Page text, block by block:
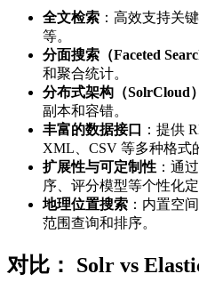
全文检索 ：高效支持关
等。
分面搜索（Faceted
和聚合统计。
分布式架构（SolrCloud）
副本和容错。
丰富的数据接口
：提供
XML、CSV 等多种格式
扩展性与可定制性 ：通
序、评分模型等个性化定
地理位置搜索 ：内置空
范围查询和排序。
对比： Solr vs